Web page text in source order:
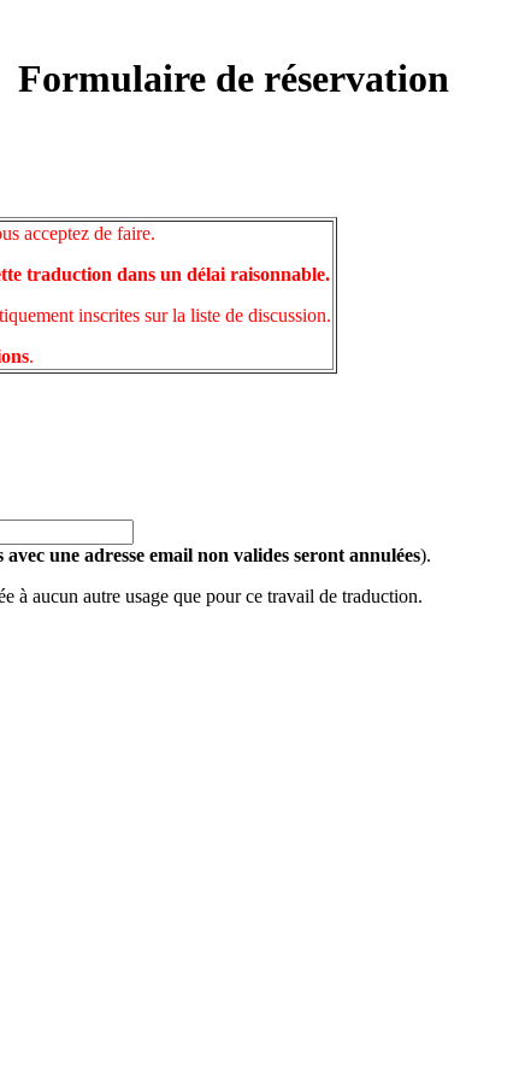
Formulaire de réservation
acceptez de faire.
traduction dans un délai raisonnable.
inscrites sur la liste de discussion.
.
avec une adresse email non valides seront annulées).
à aucun autre usage que pour ce travail de traduction.